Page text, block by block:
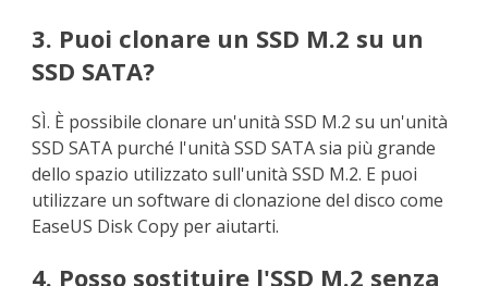
3. Puoi clonare un SSD M.2 su un
SSD SATA?
SÌ. È possibile clonare un'unità SSD M.2 su un'unità
SSD SATA purché l'unità SSD SATA sia più grande
dello spazio utilizzato sull'unità SSD M.2. E puoi
utilizzare un software di clonazione del disco come
EaseUS Disk Copy per aiutarti.
4. Posso sostituire l'SSD M.2 senza